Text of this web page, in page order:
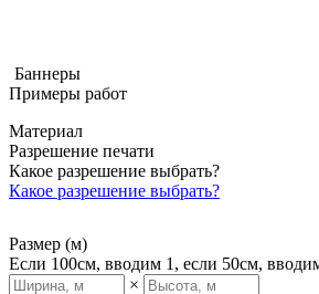
Баннеры
Примеры работ
Материал
Разрешение печати
Какое разрешение выбрать?
Какое разрешение выбрать?
Размер (м)
Если 100см, вводим 1, если 50см,
×